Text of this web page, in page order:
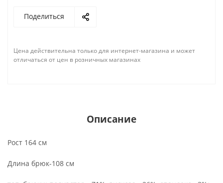
Поделиться
Цена действительна только для интернет-магазина и может
отличаться от цен в розничных магазинах
Описание
Рост 164 см
Длина брюк-108 см